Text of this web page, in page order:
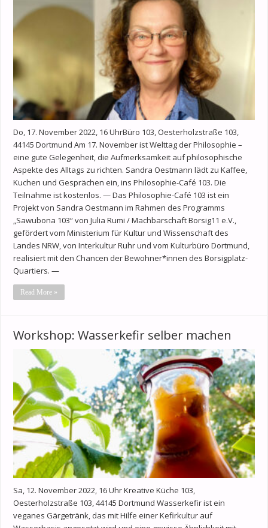
Do, 17. November 2022, 16 UhrBüro 103, Oesterholzstraße 103,
44145 Dortmund Am 17. November ist Welttag der Philosophie –
eine gute Gelegenheit, die Aufmerksamkeit auf philosophische
Aspekte des Alltags zu richten. Sandra Oestmann lädt zu Kaffee,
Kuchen und Gesprächen ein, ins Philosophie-Café 103. Die
Teilnahme ist kostenlos. — Das Philosophie-Café 103 ist ein
Projekt von Sandra Oestmann im Rahmen des Programms
„Sawubona 103“ von Julia Rumi / Machbarschaft Borsig11 e.V.,
gefördert vom Ministerium für Kultur und Wissenschaft des
Landes NRW, von Interkultur Ruhr und vom Kulturbüro Dortmund,
realisiert mit den Chancen der Bewohner*innen des Borsigplatz-
Quartiers. —
Read More »
Workshop: Wasserkefir selber machen
Sa, 12. November 2022, 16 Uhr Kreative Küche 103,
Oesterholzstraße 103, 44145 Dortmund Wasserkefir ist ein
veganes Gärgetränk, das mit Hilfe einer Kefirkultur auf